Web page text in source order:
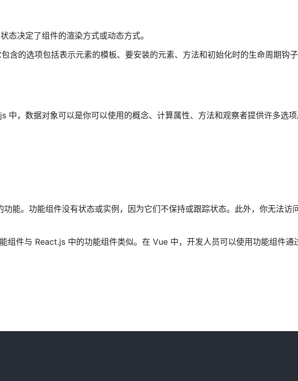
态决定了组件的渲染方式或动态方式。
含的选项包括表示元素的模板、要安装的元素、方法和初始化时的生命周期钩
中，数据对象可以是你可以使用的概念、计算属性、方法和观察者提供许多选
能。功能组件没有状态或实例，因为它们不保持或跟踪状态。此外，你无法访
组件与 React.js 中的功能组件类似。在 Vue 中，开发人员可以使用功能组件通